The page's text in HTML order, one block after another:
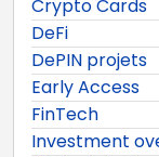
Crypto Cards
DeFi
DePIN projets
Early Access
FinTech
Investment